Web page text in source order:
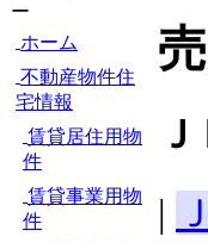
ー
ホーム
不動産物件住
宅情報
賃貸居住用物
件
賃貸事業用物
件
|